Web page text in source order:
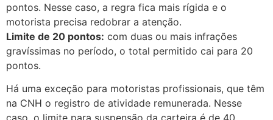
pontos. Nesse caso, a regra fica mais rígida e o
motorista precisa redobrar a atenção.
Limite de 20 pontos: com duas ou mais infrações
gravíssimas no período, o total permitido cai para 20
pontos.
Há uma exceção para motoristas profissionais, que têm
na CNH o registro de atividade remunerada. Nesse
caso, o limite para suspensão da carteira é de 40